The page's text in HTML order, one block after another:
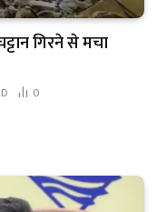
गिरने से मचा
0